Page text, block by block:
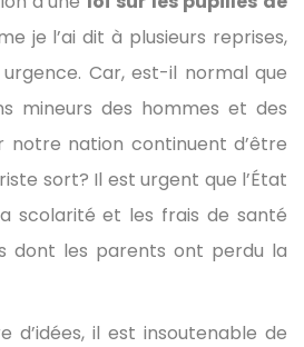
je l’ai dit à plusieurs reprises,
Car, est-il normal que
mineurs des hommes et des
notre nation continuent d’être
sort? Il est urgent que l’État
scolarité et les frais de santé
dont les parents ont perdu la
d’idées, il est insoutenable de